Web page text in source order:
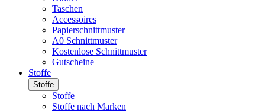
Taschen
Accessoires
Papierschnittmuster
A0 Schnittmuster
Kostenlose Schnittmuster
Gutscheine
Stoffe
Stoffe
Stoffe
Stoffe nach Marken